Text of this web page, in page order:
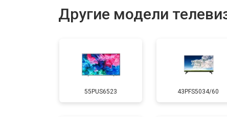
Замена HDMI порта
Замена модуля Wi-Fi
Другие модели
55PUS6523 43PFS5034/60